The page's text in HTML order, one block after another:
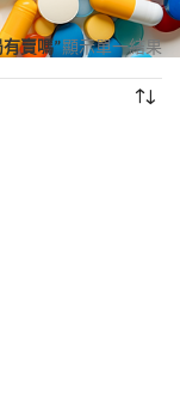
賣嗎”顯示單一結果